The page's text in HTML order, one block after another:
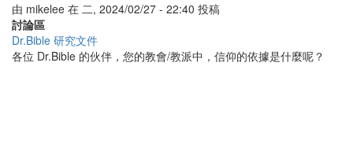
由 mikelee 在 二, 2024/02/27 - 22:40 投稿
討論區
Dr.Bible 研究文件
各位 Dr.Bible 的伙伴，您的教會/教派中，信仰的依據是什麼呢？